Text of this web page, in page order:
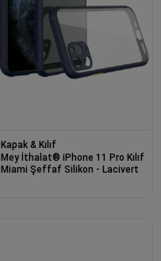
Kapak & Kılıf
Mey İthalat® iPhone 11 Pro Kılıf
Miami Şeffaf Silikon - Lacivert